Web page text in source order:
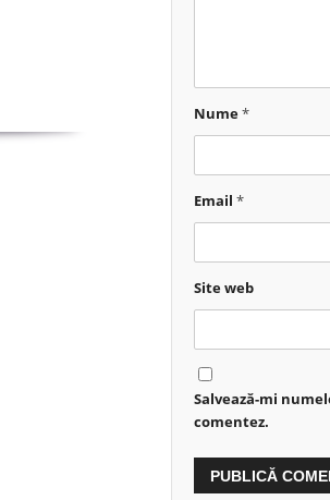
Nume*
Email*
Site web
Salvează-mi
comentez.